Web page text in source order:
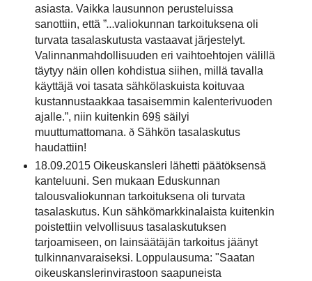
asiasta. Vaikka lausunnon perusteluissa
sanottiin, että ”…valiokunnan tarkoituksena oli
turvata tasalaskutusta vastaavat järjestelyt.
Valinnanmahdollisuuden eri vaihtoehtojen välillä
täytyy näin ollen kohdistua siihen, millä tavalla
käyttäjä voi tasata sähkölaskuista koituvaa
kustannustaakkaa tasaisemmin kalenterivuoden
ajalle.”, niin kuitenkin 69§ säilyi
muuttumattomana. ðSähkön tasalaskutus
haudattiin!
18.09.2015 Oikeuskansleri lähetti päätöksensä
kanteluuni. Sen mukaan Eduskunnan
talousvaliokunnan tarkoituksena oli turvata
tasalaskutus. Kun sähkömarkkinalaista kuitenkin
poistettiin velvollisuus tasalaskutuksen
tarjoamiseen, on lainsäätäjän tarkoitus jäänyt
tulkinnanvaraiseksi. Loppulausuma: "Saatan
oikeuskanslerinvirastoon saapuneista